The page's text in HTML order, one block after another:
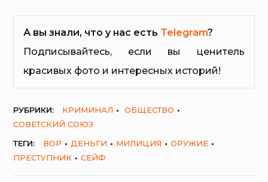
А вы знали, что у нас есть Telegram?
Подписывайтесь, если вы ценитель
красивых фото и интересных историй!
РУБРИКИ: КРИМИНАЛ
ОБЩЕСТВО
СОВЕТСКИЙ СОЮЗ
ТЕГИ:
ВОР ДЕНЬГИ МИЛИЦИЯ
ОРУЖИЕ
ПРЕСТУПНИК
СЕЙФ